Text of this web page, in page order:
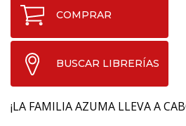
COMPRAR
BUSCAR LIBRERÍAS
¡LA FAMILIA AZUMA LLEVA A